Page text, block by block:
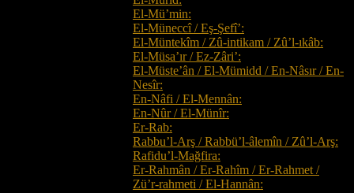
El-Mü’min:
El-Müneccî / Eş-Şefî’:
El-Müntekîm / Zû-intikam / Zû’l-ıkâb:
El-Müsa’ır / Ez-Zâri’:
El-Müste’ân / El-Mümidd / En-Nâsır / En-
Nesîr:
En-Nâfi / El-Mennân:
En-Nûr / El-Münîr:
Er-Rab:
Rabbu’l-Arş / Rabbü’l-âlemîn / Zû’l-Arş:
Rafidu’l-Mağfira:
Er-Rahmân / Er-Rahîm / Er-Rahmet /
Zü’r-rahmeti / El-Hannân: